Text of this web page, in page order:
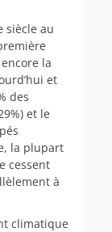
siècle au
la
et
des
et le
la plupart
cessent
à
climatique